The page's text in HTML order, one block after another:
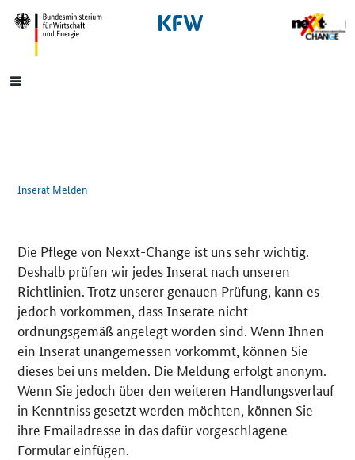
SrOnlyNavigation
Hauptmenü
Inserat Melden
Die Pflege von Nexxt-Change ist uns sehr wichtig.
Deshalb prüfen wir jedes Inserat nach unseren
Richtlinien. Trotz unserer genauen Prüfung, kann es
jedoch vorkommen, dass Inserate nicht
ordnungsgemäß angelegt worden sind. Wenn Ihnen
ein Inserat unangemessen vorkommt, können Sie
dieses bei uns melden. Die Meldung erfolgt anonym.
Wenn Sie jedoch über den weiteren Handlungsverlauf
in Kenntniss gesetzt werden möchten, können Sie
ihre Emailadresse in das dafür vorgeschlagene
Formular einfügen.